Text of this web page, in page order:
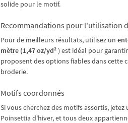
solide pour le motif.
Recommandations pour l'utilisation
Pour de meilleurs résultats, utilisez un
mètre (1,47 oz/yd²) est idéal pour
proposent des options fiables dans cette
broderie.
Motifs coordonnés
Si vous cherchez des motifs assortis, jetez
Poinsettia d'hiver, et tous deux